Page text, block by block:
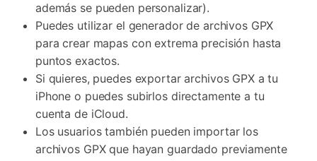
además se pueden personalizar).
Puedes utilizar el generador de archivos GPX
para crear mapas con extrema precisión hasta
puntos exactos.
Si quieres, puedes exportar archivos GPX a tu
iPhone o puedes subirlos directamente a tu
cuenta de iCloud.
Los usuarios también pueden importar los
archivos GPX que hayan guardado previamente